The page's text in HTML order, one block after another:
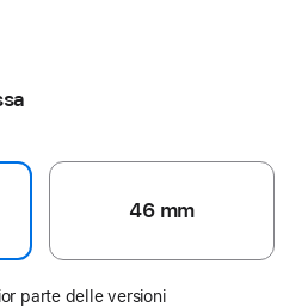
46 mm
parte delle versioni